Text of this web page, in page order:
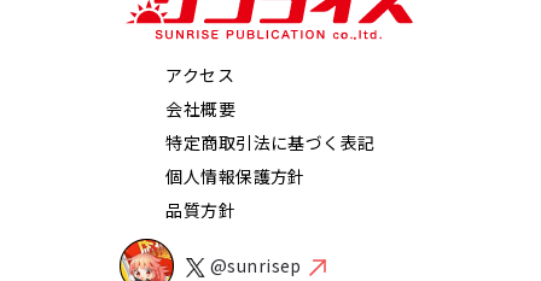
アクセス
会社概要
特定商取引法に基づく表記
個人情報保護方針
品質方針
@sunrisep